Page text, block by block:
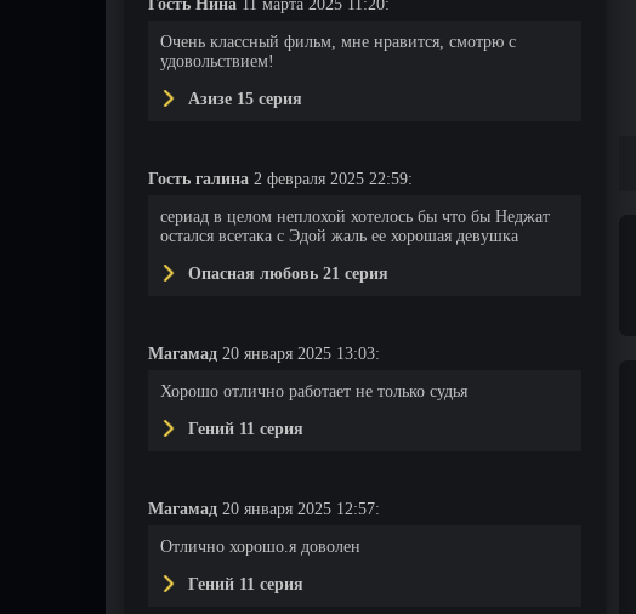
Гость Нина 11 марта 2025 11:20:
Очень классный фильм, мне нравится, смотрю с
удовольствием!
Азизе 15 серия
Гость галина 2 февраля 2025 22:59:
сериад в целом неплохой хотелось бы что бы Неджат
остался всетака с Эдой жаль ее хорошая девушка
Опасная любовь 21 серия
Магамад 20 января 2025 13:03:
Хорошо отлично работает не только судья
Гений 11 серия
Магамад 20 января 2025 12:57:
Отлично хорошо.я доволен
Гений 11 серия